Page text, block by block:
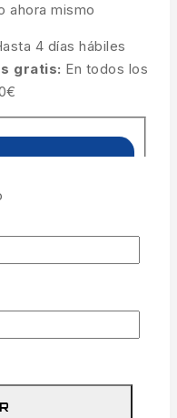
ahora mismo
4 días hábiles
gratis: En todos los